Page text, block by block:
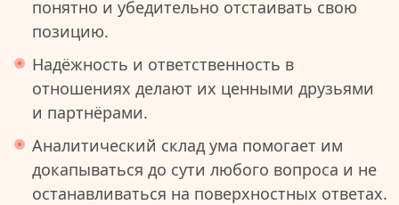
понятно и убедительно отстаивать свою
позицию.
Надёжность и ответственность в
отношениях делают их ценными друзьями
и партнёрами.
Аналитический склад ума помогает им
докапываться до сути любого вопроса и не
останавливаться на поверхностных ответах.